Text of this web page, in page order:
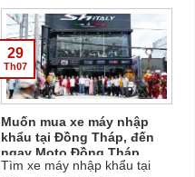
Sh350 Ý , Honda Sh350i Ý.....
Muốn mua xe máy nhập
khẩu tại Đồng Tháp, đến
ngay Moto Đồng Tháp
Tìm xe máy nhập khẩu tại
29
Th07